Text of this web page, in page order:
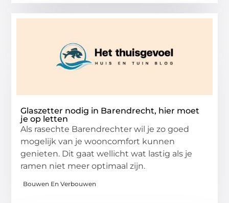
Glaszetter nodig in Barendrecht, hier moet
je op letten
Als rasechte Barendrechter wil je zo goed
mogelijk van je wooncomfort kunnen
genieten. Dit gaat wellicht wat lastig als je
ramen niet meer optimaal zijn.
Bouwen En Verbouwen